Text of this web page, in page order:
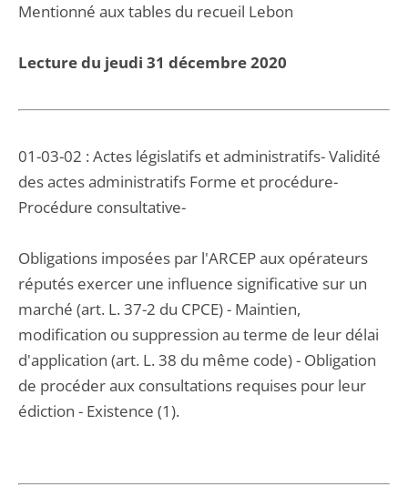
Mentionné aux tables du recueil Lebon
Lecture du jeudi 31 décembre 2020
01-03-02 : Actes législatifs et administratifs- Validité
des actes administratifs Forme et procédure-
Procédure consultative-
Obligations imposées par l'ARCEP aux opérateurs
réputés exercer une influence significative sur un
marché (art. L. 37-2 du CPCE) - Maintien,
modification ou suppression au terme de leur délai
d'application (art. L. 38 du même code) - Obligation
de procéder aux consultations requises pour leur
édiction - Existence (1).